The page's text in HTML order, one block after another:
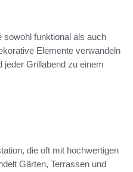
sowohl funktional als auch
Elemente verwandeln
jeder Grillabend zu einem
die oft mit hochwertigen
Gärten, Terrassen und